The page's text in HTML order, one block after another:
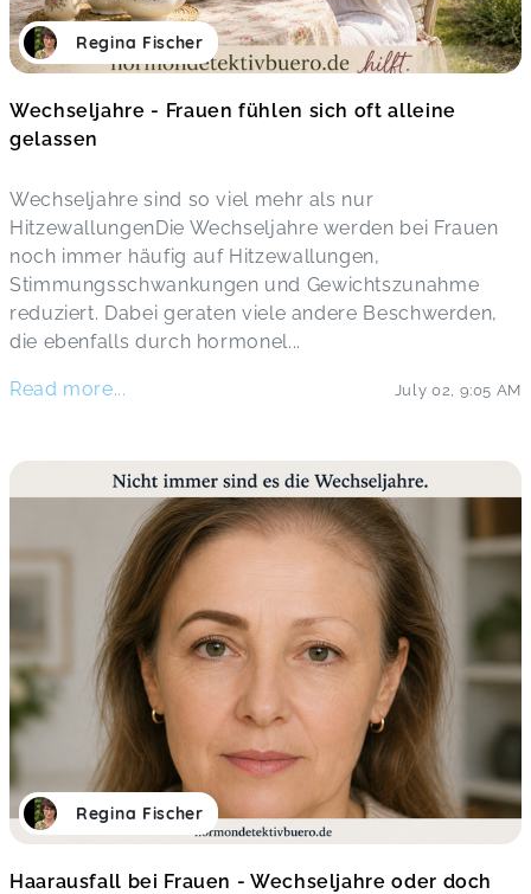
Regina Fischer
Wechseljahre - Frauen fühlen sich oft alleine
gelassen
Wechseljahre sind so viel mehr als nur
HitzewallungenDie Wechseljahre werden bei Frauen
noch immer häufig auf Hitzewallungen,
Stimmungsschwankungen und Gewichtszunahme
reduziert. Dabei geraten viele andere Beschwerden,
die ebenfalls durch hormonel...
Read more... July 02 9:05 AM
Regina Fischer
Haarausfall bei Frauen - Wechseljahre oder doch